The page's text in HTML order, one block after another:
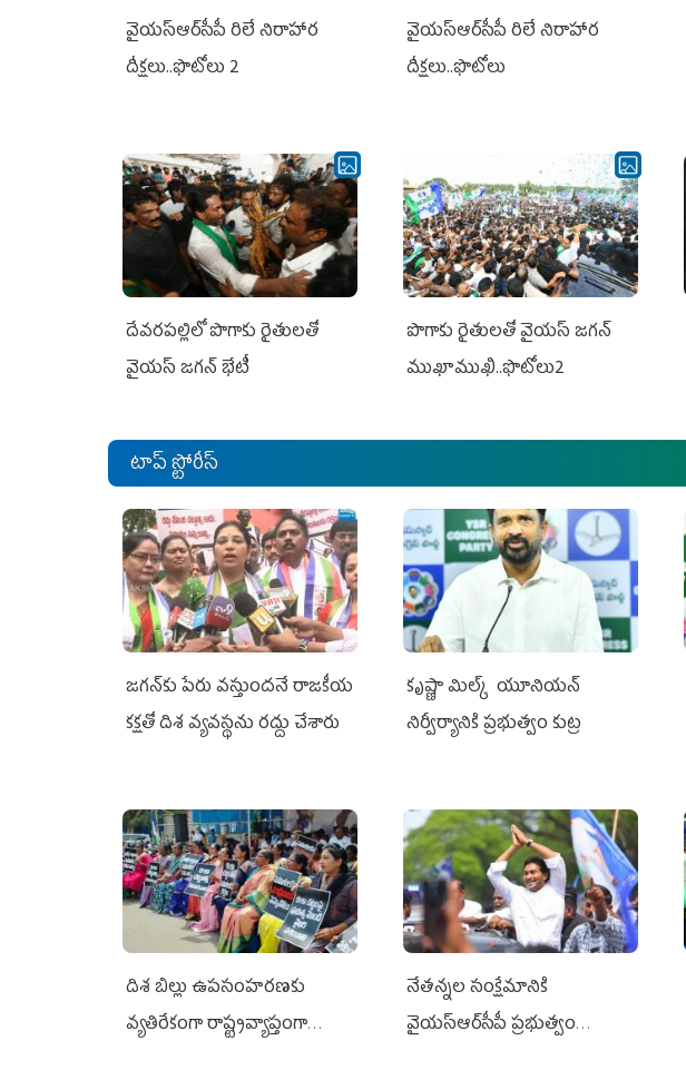
వైయ‌స్ఆర్‌సీపీ రిలే నిరాహార
దీక్షలు..ఫొటోలు 2
వైయ‌స్ఆర్‌సీపీ రిలే నిరాహార
దీక్షలు..ఫొటోలు
దేవరపల్లిలో పొగాకు రైతులతో
వైయస్ జగన్ భేటీ
పొగాకు రైతుల‌తో వైయ‌స్ జ‌గ‌న్
ముఖాముఖి..ఫొటోలు2
టాప్ స్టోరీస్
జగన్‌కు పేరు వస్తుందనే రాజకీయ
కక్షతో దిశ వ్య‌వ‌స్థ‌ను రద్దు చేశారు
కృష్ణా మిల్క్‌ యూనియన్‌
నిర్వీర్యానికి ప్రభుత్వం కుట్ర
దిశ బిల్లు ఉపసంహరణకు
వ్యతిరేకంగా రాష్ట్రవ్యాప్తంగా
నేతన్నల సంక్షేమానికి
వైయ‌స్ఆర్‌సీపీ ప్రభుత్వం